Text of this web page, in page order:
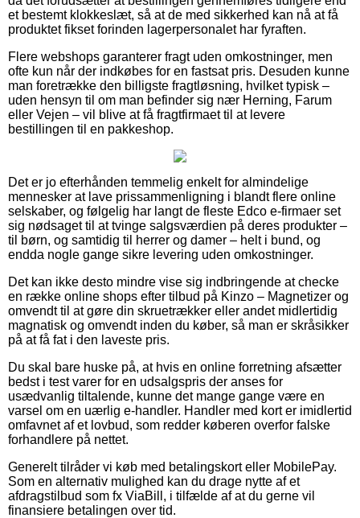
et bestemt klokkeslæt, så at de med sikkerhed kan nå at få
produktet fikset forinden lagerpersonalet har fyraften.
Flere webshops garanterer fragt uden omkostninger, men
ofte kun når der indkøbes for en fastsat pris. Desuden kunne
man foretrække den billigste fragtløsning, hvilket typisk –
uden hensyn til om man befinder sig nær Herning, Farum
eller Vejen – vil blive at få fragtfirmaet til at levere
bestillingen til en pakkeshop.
Det er jo efterhånden temmelig enkelt for almindelige
mennesker at lave prissammenligning i blandt flere online
selskaber, og følgelig har langt de fleste Edco e-firmaer set
sig nødsaget til at tvinge salgsværdien på deres produkter –
til børn, og samtidig til herrer og damer – helt i bund, og
endda nogle gange sikre levering uden omkostninger.
Det kan ikke desto mindre vise sig indbringende at checke
en række online shops efter tilbud på Kinzo – Magnetizer og
omvendt til at gøre din skruetrækker eller andet midlertidig
magnatisk og omvendt inden du køber, så man er skråsikker
på at få fat i den laveste pris.
Du skal bare huske på, at hvis en online forretning afsætter
bedst i test varer for en udsalgspris der anses for
usædvanlig tiltalende, kunne det mange gange være en
varsel om en uærlig e-handler. Handler med kort er imidlertid
omfavnet af et lovbud, som redder køberen overfor falske
forhandlere på nettet.
Generelt tilråder vi køb med betalingskort eller MobilePay.
Som en alternativ mulighed kan du drage nytte af et
afdragstilbud som fx ViaBill, i tilfælde af at du gerne vil
finansiere betalingen over tid.